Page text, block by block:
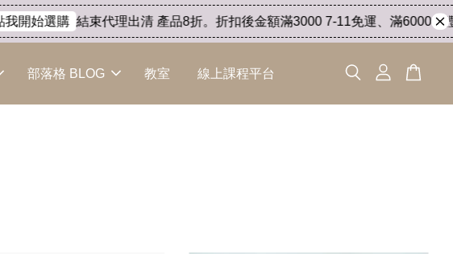
結束代理出清 產品8折。折扣後金額滿3000 7-11免運、滿6000 順豐快遞免運
部落格 BLOG 教室 線上課程平台